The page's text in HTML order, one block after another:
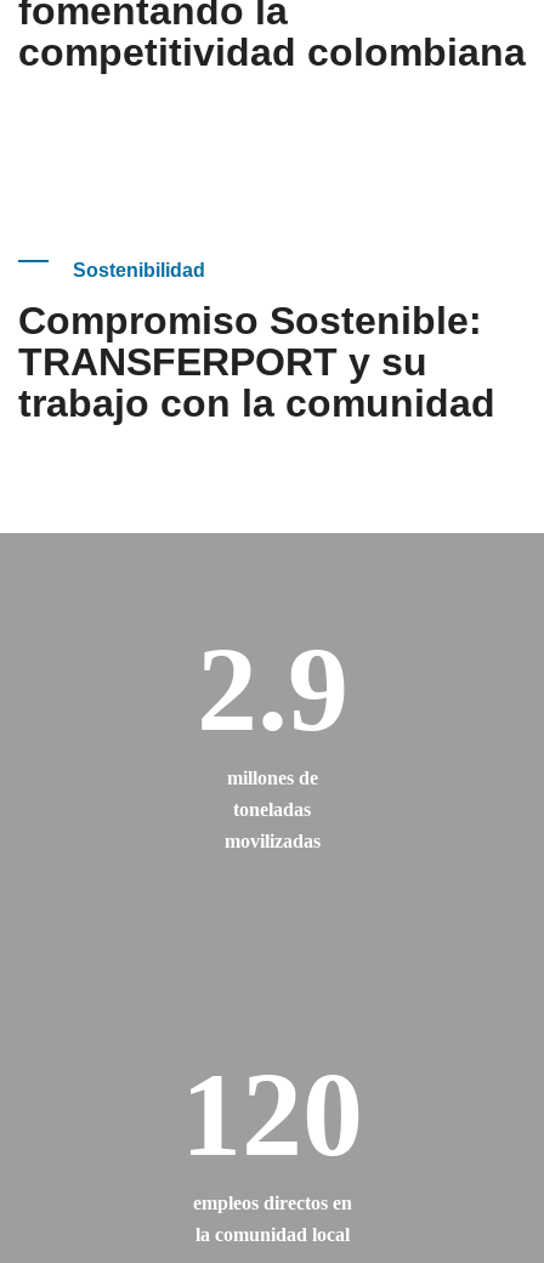
fomentando la
competitividad colombiana
Sostenibilidad
Compromiso Sostenible:
TRANSFERPORT y su
trabajo con la comunidad
2.9
millones de
toneladas
movilizadas
120
empleos directos en
la comunidad local